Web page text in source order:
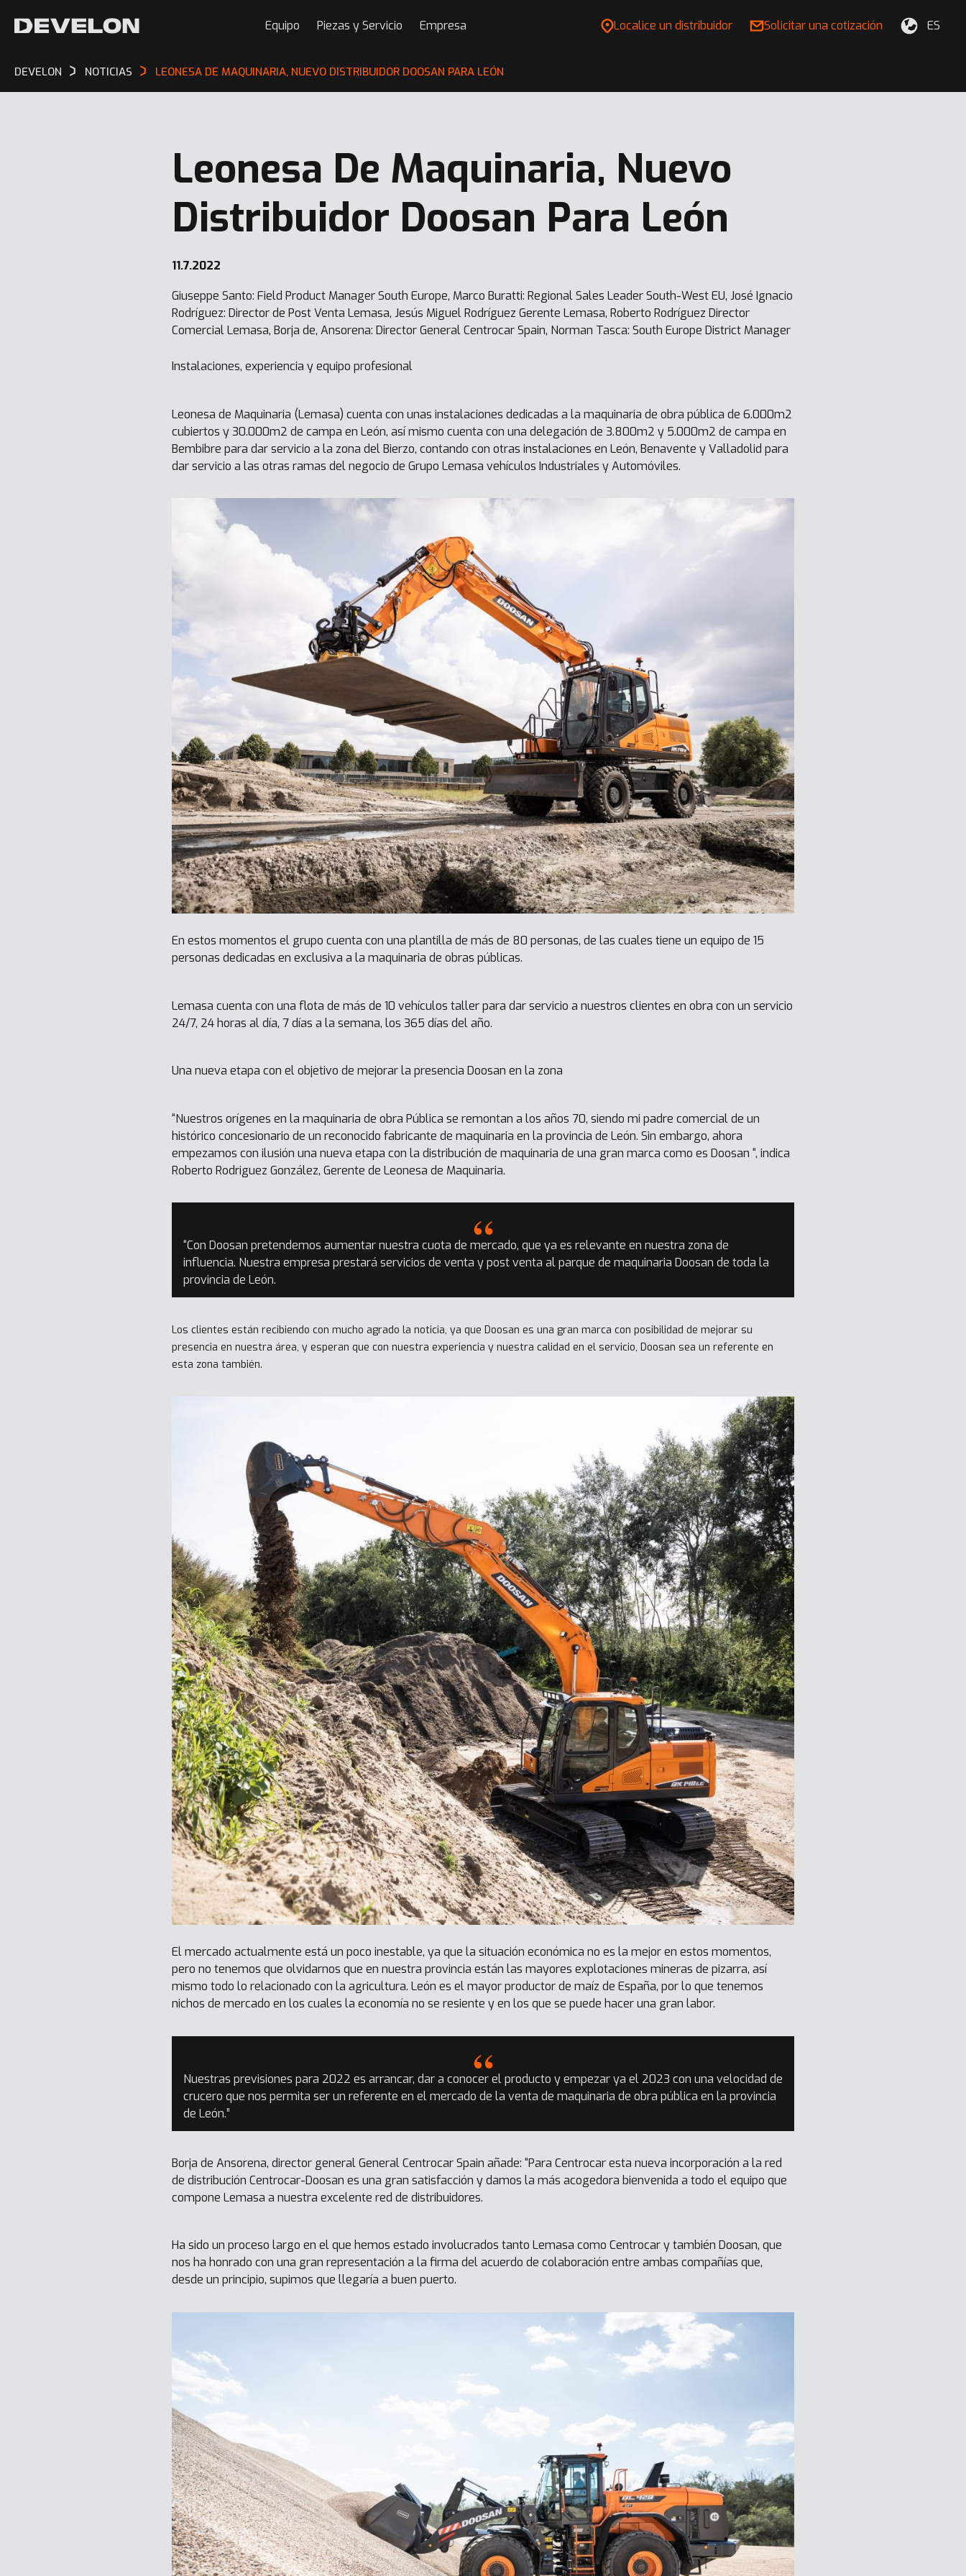
Equipo Piezas y Servicio Empresa Localice un distribuidor Solicitar una cotización ES
DEVELON NOTICIAS LEONESA DE MAQUINARIA, NUEVO DISTRIBUIDOR DOOSAN PARA LEÓN
Leonesa De Maquinaria, Nuevo
Distribuidor Doosan Para León
11.7.2022
Giuseppe Santo: Field Product Manager South Europe, Marco Buratti: Regional Sales Leader South-West EU, José Ignacio
Rodríguez: Director de Post Venta Lemasa, Jesús Miguel Rodríguez Gerente Lemasa, Roberto Rodríguez Director
Comercial Lemasa, Borja de, Ansorena: Director General Centrocar Spain, Norman Tasca: South Europe District Manager
Instalaciones, experiencia y equipo profesional
Leonesa de Maquinaria (Lemasa) cuenta con unas instalaciones dedicadas a la maquinaria de obra pública de 6.000m2
cubiertos y 30.000m2 de campa en León, así mismo cuenta con una delegación de 3.800m2 y 5.000m2 de campa en
Bembibre para dar servicio a la zona del Bierzo, contando con otras instalaciones en León, Benavente y Valladolid para
dar servicio a las otras ramas del negocio de Grupo Lemasa vehículos Industriales y Automóviles.
En estos momentos el grupo cuenta con una plantilla de más de 80 personas, de las cuales tiene un equipo de 15
personas dedicadas en exclusiva a la maquinaria de obras públicas.
Lemasa cuenta con una flota de más de 10 vehículos taller para dar servicio a nuestros clientes en obra con un servicio
24/7, 24 horas al día, 7 días a la semana, los 365 días del año.
Una nueva etapa con el objetivo de mejorar la presencia Doosan en la zona
“Nuestros orígenes en la maquinaria de obra Pública se remontan a los años 70, siendo mi padre comercial de un
histórico concesionario de un reconocido fabricante de maquinaria en la provincia de León. Sin embargo, ahora
empezamos con ilusión una nueva etapa con la distribución de maquinaria de una gran marca como es Doosan “, indica
Roberto Rodriguez González, Gerente de Leonesa de Maquinaria.
“Con Doosan pretendemos aumentar nuestra cuota de mercado, que ya es relevante en nuestra zona de
influencia. Nuestra empresa prestará servicios de venta y post venta al parque de maquinaria Doosan de toda la
provincia de León.
Los clientes están recibiendo con mucho agrado la noticia, ya que Doosan es una gran marca con posibilidad de mejorar su
presencia en nuestra área, y esperan que con nuestra experiencia y nuestra calidad en el servicio, Doosan sea un referente en
esta zona también.
El mercado actualmente está un poco inestable, ya que la situación económica no es la mejor en estos momentos,
pero no tenemos que olvidarnos que en nuestra provincia están las mayores explotaciones mineras de pizarra, así
mismo todo lo relacionado con la agricultura. León es el mayor productor de maíz de España, por lo que tenemos
nichos de mercado en los cuales la economía no se resiente y en los que se puede hacer una gran labor.
Nuestras previsiones para 2022 es arrancar, dar a conocer el producto y empezar ya el 2023 con una velocidad de
crucero que nos permita ser un referente en el mercado de la venta de maquinaria de obra pública en la provincia
de León.”
Borja de Ansorena, director general General Centrocar Spain añade: “Para Centrocar esta nueva incorporación a la red
de distribución Centrocar-Doosan es una gran satisfacción y damos la más acogedora bienvenida a todo el equipo que
compone Lemasa a nuestra excelente red de distribuidores.
Ha sido un proceso largo en el que hemos estado involucrados tanto Lemasa como Centrocar y también Doosan, que
nos ha honrado con una gran representación a la firma del acuerdo de colaboración entre ambas compañías que,
desde un principio, supimos que llegaría a buen puerto.